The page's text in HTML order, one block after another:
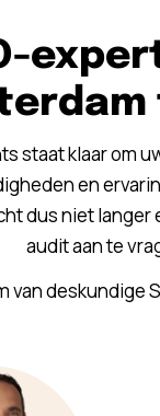
staat klaar om
en
dus niet
audit aan te
van deskundige